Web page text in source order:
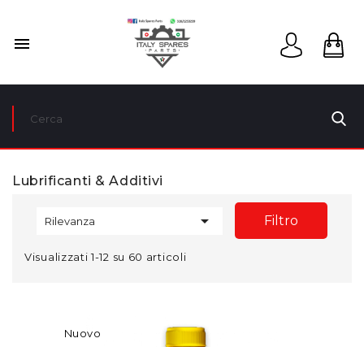

Lubrificanti & Additivi
Rilevanza  Filtro
Visualizzati 1-12 su 60 articoli
Nuovo